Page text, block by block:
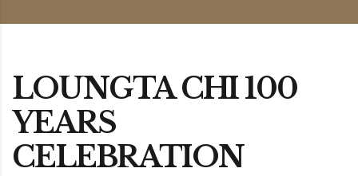
LOUNGTA CHI 100
YEARS
CELEBRATION